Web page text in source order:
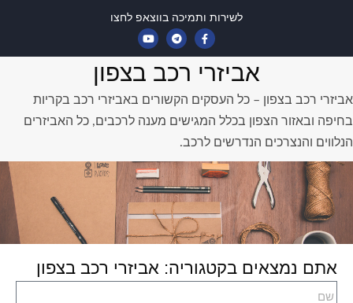
לשירות ותמיכה בווצאפ לחצו
אביזרי רכב בצפון
אביזרי רכב בצפון – כל העסקים הקשורים באביזרי רכב בקריות
בחיפה ובאזור הצפון בכלל המגישים מענה לרכבים, כל האביזרים
הנלווים והנצרכים הנדרשים לרכב.
אתם נמצאים בקטגוריה: אביזרי רכב בצפון